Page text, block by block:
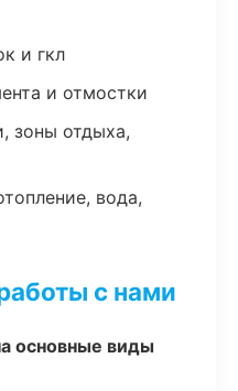
и гкл
и отмостки
зоны отдыха,
вода,
с нами
основные виды